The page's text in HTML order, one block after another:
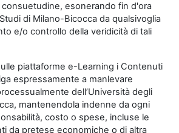
esonerando fin d'ora
di Milano-Bicocca da qualsivoglia
e/o controllo della veridicità di tali
piattaforme e-Learning i Contenuti
espressamente a manlevare
dell’Università degli
mantenendola indenne da ogni
costo o spese, incluse le
da pretese economiche o di altra